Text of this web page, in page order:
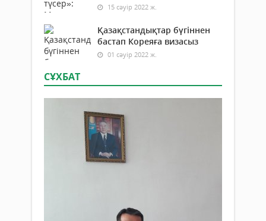
15 сәуір 2022 ж.
Қазақстандықтар бүгіннен
бастап Кореяға визасыз
01 сәуір 2022 ж.
СҰХБАТ